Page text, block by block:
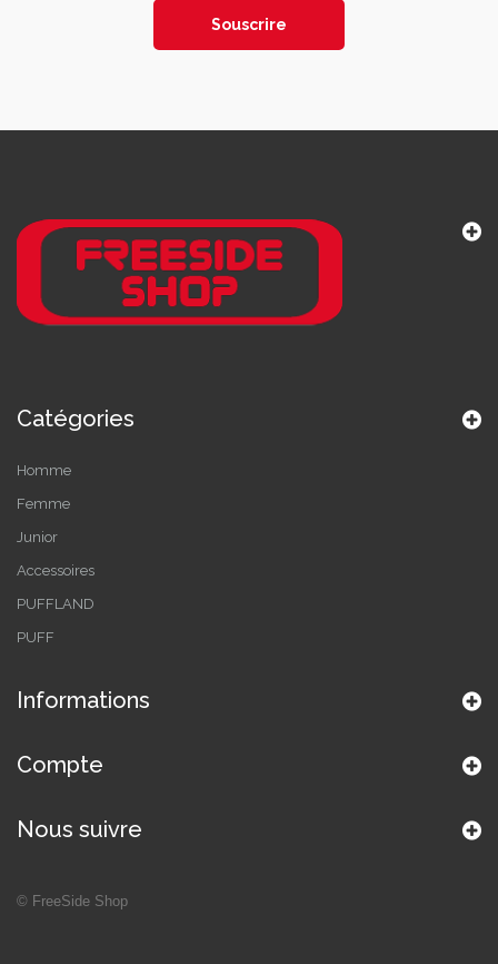
Souscrire
Catégories
Homme
Femme
Junior
Accessoires
PUFFLAND
PUFF
Informations
Compte
Nous suivre
© FreeSide Shop